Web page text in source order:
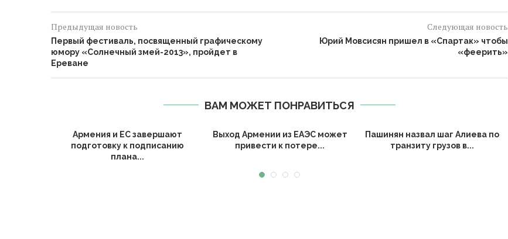
Первый фестиваль, посвященный графическому
юмору «Солнечный змей-2013», пройдет в
Ереване
Юрий Мовсисян пришел в «Спартак» чтобы
«феерить»
подготовку к подписанию
плана...
привести к потере...
транзиту грузов в...